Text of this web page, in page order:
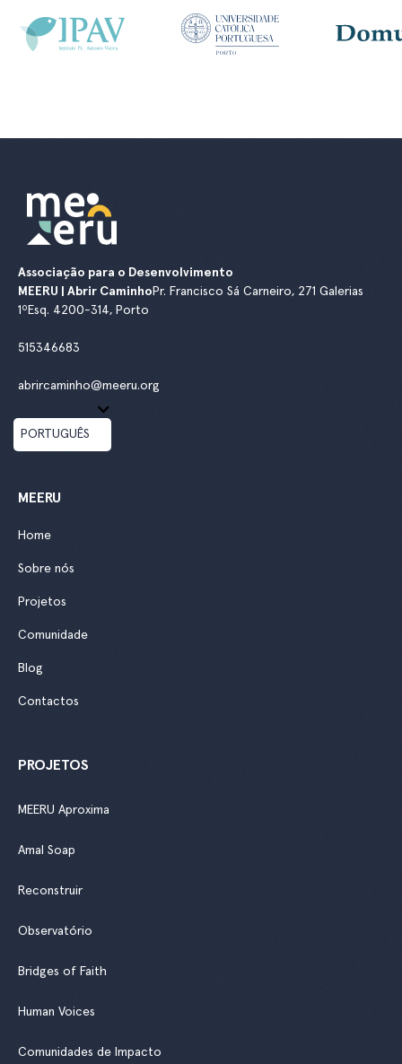
Associação para o Desenvolvimento
MEERU | Abrir Caminho Pr. Francisco Sá Carneiro, 271 Galerias
1ºEsq. 4200-314, Porto
515346683
abrircaminho@meeru.org
PORTUGUÊS
MEERU
Home
Sobre nós
Projetos
Comunidade
Blog
Contactos
PROJETOS
MEERU Aproxima
Amal Soap
Reconstruir
Observatório
Bridges of Faith
Human Voices
Comunidades de Impacto